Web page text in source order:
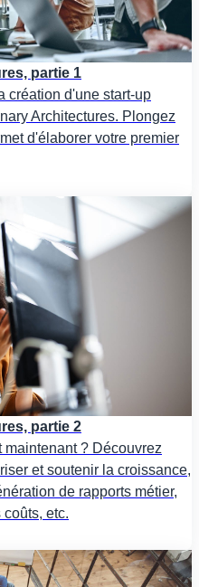
partie 1
création d'une start-up
Architectures. Plongez
d'élaborer votre premier
partie 2
? Découvrez
et soutenir la croissance,
de rapports métier,
etc.